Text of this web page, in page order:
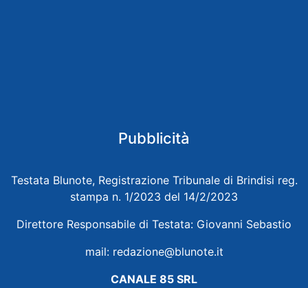
Pubblicità
Testata Blunote, Registrazione Tribunale di Brindisi reg.
stampa n. 1/2023 del 14/2/2023
Direttore Responsabile di Testata: Giovanni Sebastio
mail: redazione@blunote.it
CANALE 85 SRL